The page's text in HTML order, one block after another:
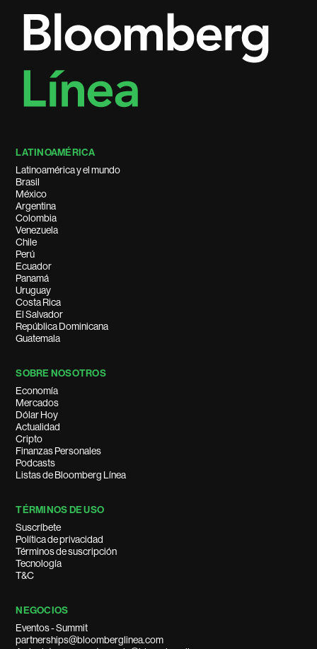
LATINOAMÉRICA
Latinoamérica y el mundo
Brasil
México
Argentina
Colombia
Venezuela
Chile
Perú
Ecuador
Panamá
Uruguay
Costa Rica
El Salvador
República Dominicana
Guatemala
SOBRE NOSOTROS
Economía
Mercados
Dólar Hoy
Actualidad
Cripto
Finanzas Personales
Podcasts
Listas de Bloomberg Línea
TÉRMINOS DE USO
Suscríbete
Política de privacidad
Términos de suscripción
Tecnología
T&C
NEGOCIOS
Eventos - Summit
partnerships@bloomberglinea.com